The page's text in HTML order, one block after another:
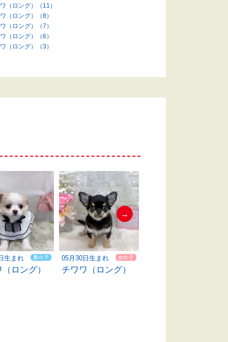
（ロング）（11）
（ロング）（8）
（ロング）（7）
（ロング）（6）
（ロング）（3）
生まれ
ロング）
05月30日生まれ
チワワ（ロング）
→